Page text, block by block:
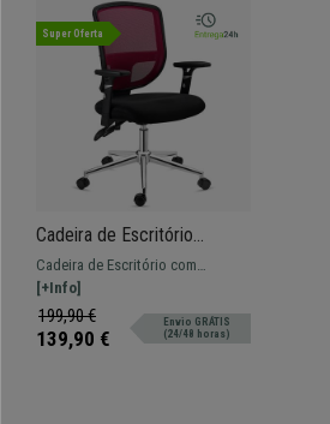
Super Oferta
Cadeira de Escritório
DINAMIC, Uso 8H, Encosto
Ajustável, Cómoda e
Robusta, Em Vermelho
Cadeira de Escritório com
excelente relação qualidade
preço, Cómoda e Robusta.
Encosto e Braços Ajustáveis, com
[+Info]
199,90 €
139,90 €
Envio GRÁTIS
(24/48 horas)